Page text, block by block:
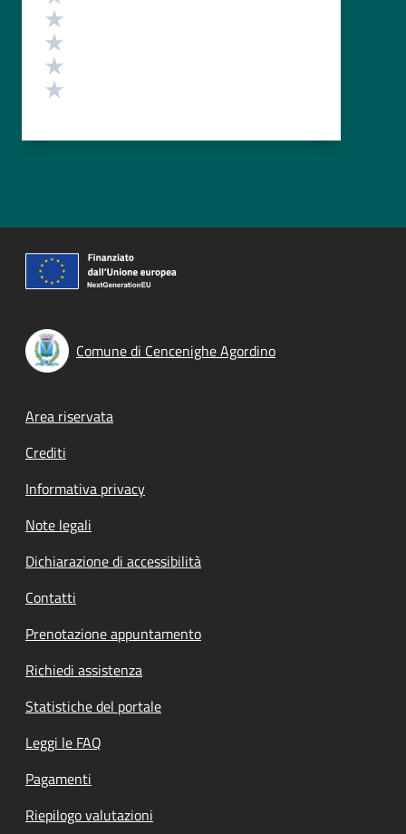
Comune di Cencenighe Agordino
Footer menu
Area riservata
Crediti
Informativa privacy
Note legali
Dichiarazione di accessibilità
Contatti
Prenotazione appuntamento
Richiedi assistenza
Statistiche del portale
Leggi le FAQ
Pagamenti
Riepilogo valutazioni